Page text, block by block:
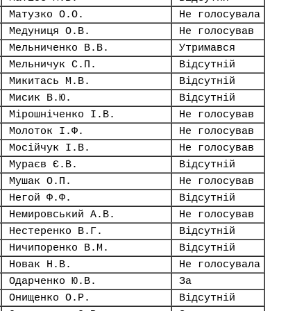
Матузко О.О.
Не голосувала
Медуниця О.В.
Не голосував
Мельниченко В.В.
Утримався
Мельничук С.П.
Відсутній
Микитась М.В.
Відсутній
Мисик В.Ю.
Відсутній
Мірошніченко І.В.
Не голосував
Молоток І.Ф.
Не голосував
Мосійчук І.В.
Не голосував
Мураєв Є.В.
Відсутній
Мушак О.П.
Не голосував
Негой Ф.Ф.
Відсутній
Немировський А.В.
Не голосував
Нестеренко В.Г.
Відсутній
Ничипоренко В.М.
Відсутній
Новак Н.В.
Не голосувала
Одарченко Ю.В.
За
Онищенко О.Р.
Відсутній